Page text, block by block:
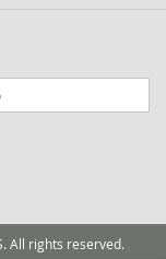
All rights reserved.